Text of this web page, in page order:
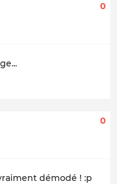
0
0
démodé ! :p